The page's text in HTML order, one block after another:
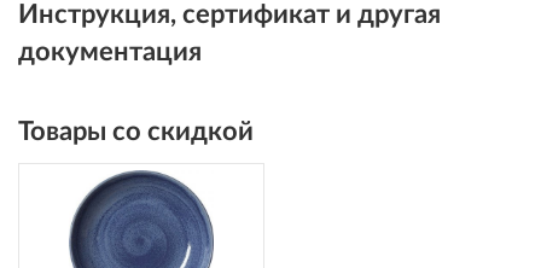
Инструкция, сертификат и другая
документация
Товары со скидкой